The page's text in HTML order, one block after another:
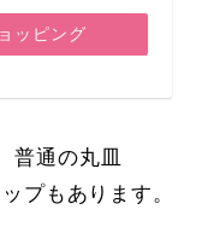
ッピング
普通の丸皿
プもあります。